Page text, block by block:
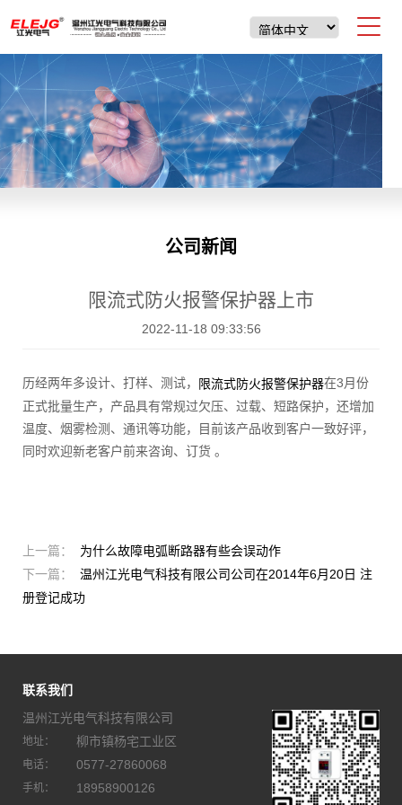
公司新闻
限流式防火报警保护器上市
2022-11-18 09:33:56
历经两年多设计、打样、测试， 限流式防火报警保护器在3月份
正式批量生产，产品具有常规过欠压、过载、短路保护，还增加
温度、烟雾检测、通讯等功能，目前该产品收到客户一致好评，
同时欢迎新老客户前来咨询、订货 。
上一篇：
为什么故障电弧断路器有些会误动作
下一篇：
温州江光电气科技有限公司公司在2014年6月20日 注
册登记成功
联系我们
温州江光电气科技有限公司
地址： 柳市镇杨宅工业区
电话： 0577-27860068
手机： 18958900126